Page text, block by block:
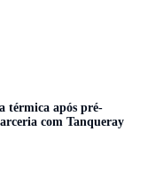
térmica após pré-
com Tanqueray